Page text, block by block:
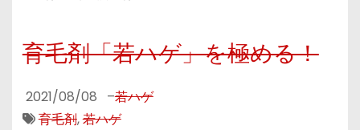
育毛剤「若ハゲ」を極める！
2021/08/08 –若ハゲ
育毛剤,若ハゲ